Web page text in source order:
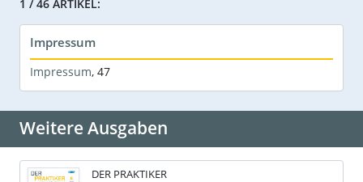
1 / 46 ARTIKEL:
Impressum
Impressum, 47
Weitere Ausgaben
DER PRAKTIKER